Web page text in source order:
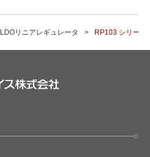
LDOリニアレギュレータ RP103 シリーズ